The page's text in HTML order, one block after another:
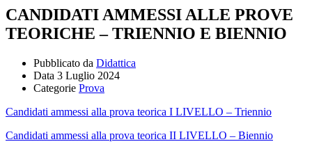
CANDIDATI AMMESSI ALLE PROVE
TEORICHE – TRIENNIO E BIENNIO
Pubblicato da Didattica
Data 3 Luglio 2024
Categorie Prova
Candidati ammessi alla prova teorica I LIVELLO – Triennio
Candidati ammessi alla prova teorica II LIVELLO – Biennio